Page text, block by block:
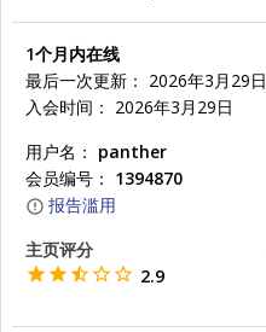
1个月内在线
最后一次更新： 2026年3月29日
入会时间： 2026年3月29日
用户名： panther
会员编号： 1394870
报告滥用
主页评分
2.9